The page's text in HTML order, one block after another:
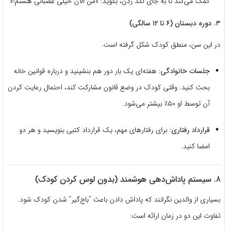
۳. دوره دبستان (۶ تا ۱۲ سالگی)
در این سن، منطق کودک شکل گرفته است.
جلسات خانوادگی: هفته‌ای یک بار دور هم بنشینید و درباره قوانین خانه
بحث کنید. وقتی کودک در وضع قانون مشارکت کند، احتمال رعایت کردن
آن توسط او ۵۰٪ بیشتر می‌شود.
قرارداد رفتاری: برای رفتارهای مهم، یک قرارداد کتبی بنویسید و هر دو
امضا کنید.
۸. سیستم پاداش‌دهی هوشمند (بدون لوس کردن کودک)
بسیاری از والدین نگرانند که پاداش دادن باعث “باج‌گیر” شدن کودک شود.
تفاوت این دو در زمان ارائه است: